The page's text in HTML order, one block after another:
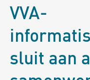
VVA-
sluit aan